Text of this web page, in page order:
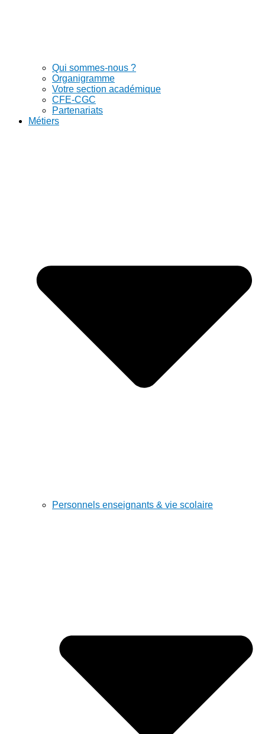
Qui sommes-nous ?
Organigramme
Votre section académique
CFE-CGC
Partenariats
Métiers
Personnels enseignants & vie scolaire